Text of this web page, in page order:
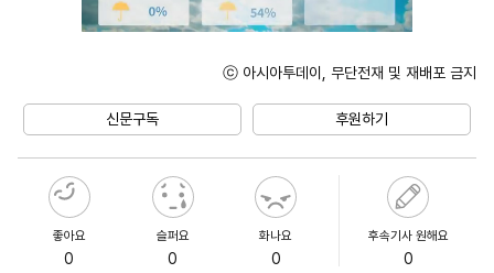
ⓒ 아시아투데이, 무단전재 및 재배포 금지
신문구독 후원하기
좋아요
0
슬퍼요
0
화나요
0
후속기사 원해요
0